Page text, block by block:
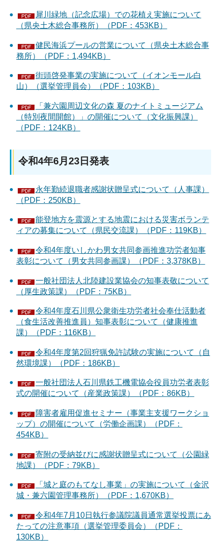
犀川緑地（記念広場）での花植え実施について
（県央土木総合事務所）（PDF：453KB）
健民海浜プールの営業について（県央土木総合事
務所）（PDF：1,494KB）
街頭啓発事業の実施について（イオンモール白
山）（選挙管理員会）（PDF：103KB）
「兼六園周辺文化の森 夏のナイトミュージアム
（特別夜間開館）」の開催について（文化振興課）
（PDF：124KB）
令和4年6月23日発表
永年勤続退職者感謝状贈呈式について（人事課）
（PDF：250KB）
能登地方を震源とする地震における災害ボランテ
ィアの募集について（県民交流課）（PDF：119KB）
令和4年度いしかわ男女共同参画推進功労者知事
表彰について（男女共同参画課）（PDF：3,378KB）
一般社団法人北陸建設業協会の知事表敬について
（厚生政策課）（PDF：75KB）
令和4年度石川県公衆衛生功労者社会奉仕活動者
（食生活改善推進員）知事表彰について（健康推進
課）（PDF：116KB）
令和4年度第2回狩猟免許試験の実施について（自
然環境課）（PDF：186KB）
一般社団法人石川県鉄工機電協会役員功労者表彰
式の開催について（産業政策課）（PDF：86KB）
障害者雇用促進セミナー（事業主支援ワークショ
ップ）の開催について（労働企画課）（PDF：
454KB）
寄附の受納並びに感謝状贈呈式について（公園緑
地課）（PDF：79KB）
「城と庭のもてなし事業」の実施について（金沢
城・兼六園管理事務所）（PDF：1,670KB）
令和4年7月10日執行参議院議員通常選挙投票にあ
たっての注意事項（選挙管理委員会）（PDF：
130KB）